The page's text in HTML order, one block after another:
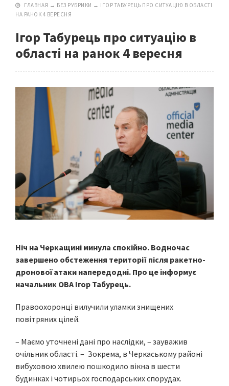
ГЛАВНАЯ → БЕЗ РУБРИКИ → ІГОР ТАБУРЕЦЬ ПРО СИТУАЦІЮ В ОБЛАСТІ
НА РАНОК 4 ВЕРЕСНЯ
Ігор Табурець про ситуацію в
області на ранок 4 вересня
Ніч на Черкащині минула спокійно. Водночас
завершено обстеження території після ракетно-
дронової атаки напередодні. Про це інформує
начальник ОВА Ігор Табурець.
Правоохоронці вилучили уламки знищених
повітряних цілей.
– Маємо уточнені дані про наслідки, – зауважив
очільник області. – Зокрема, в Черкаському районі
вибуховою хвилею пошкодило вікна в шести
будинках і чотирьох господарських спорудах.